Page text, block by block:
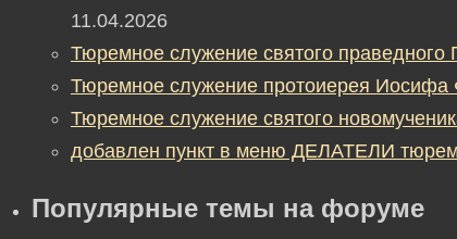
11.04.2026
Тюремное служение святого праведного
Тюремное служение протоиерея Иосифа
Тюремное служение святого
добавлен пункт в меню ДЕЛАТЕЛИ
Популярные темы на форуме